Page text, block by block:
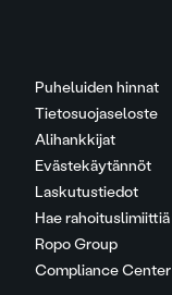
Puheluiden hinnat
Tietosuojaseloste
Alihankkijat
Evästekäytännöt
Laskutustiedot
Hae rahoituslimiittiä
Ropo Group
Compliance Center